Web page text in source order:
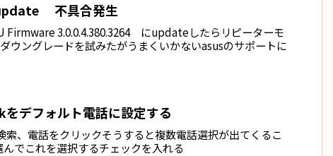
update 不具合発生
Firmware 3.0.0.4.380.3264 にupdateしたらリピーターモ
ウングレードを試みたがうまくいかないasusのサポートに
デフォルト電話に設定する
、電話をクリックそうすると複数電話選択が出てくるこ
でこれを選択するチェックを入れる